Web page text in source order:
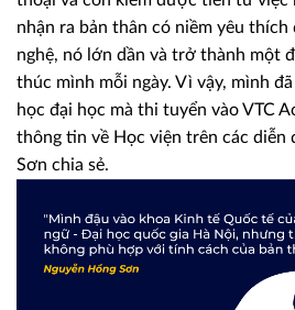
nhận ra bản thân có niềm yêu
nghệ, nó lớn dần và trở thành một
thúc mình mỗi ngày. Vì vậy, mình
học đại học mà thi tuyển vào VTC
thông tin về Học viện trên các diễn
Sơn chia sẻ.